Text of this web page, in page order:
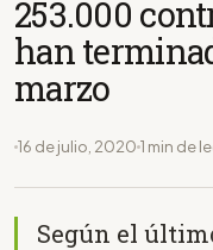
253.000
han
marzo
16 de julio, 2020 1 min de
Según el